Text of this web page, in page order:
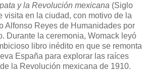
y la Revolución mexicana (Siglo
visita en la ciudad, con motivo de la
Alfonso Reyes de Humanidades por
Durante la ceremonia, Womack leyó
libro inédito en que se remonta
España para explorar las raíces
la Revolución mexicana de 1910.